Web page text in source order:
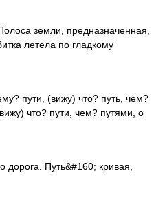
земли, предназначенная,
летела по гладкому
пути, (вижу) что? путь, чем?
что? пути, чем? путями, о
дорога. Путь&#160; кривая,